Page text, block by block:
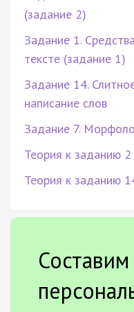
(задание 2)
Задание 1.
тексте (задание 1)
Задание 14.
написание слов
Задание 7.
Теория к заданию 2
Теория к заданию